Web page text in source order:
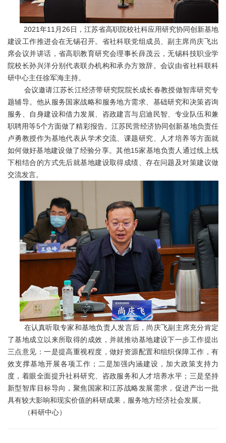
2021年11月26日，江苏省高职院校社科应用研究协同创新基地
建设工作推进会在无锡召开。省社科联党组成员、副主席尚庆飞出
席会议并讲话，省高职教育研究会理事长薛茂云，无锡科技职业学
院校长孙兴洋分别代表联办机构和承办方致辞。会议由省社科联科
研中心主任徐军海主持。
会议邀请江苏长江经济带研究院院长成长春教授做智库研究专
题辅导。他从服务国家战略和服务地方需求、基础研究和决策咨询
服务、自身建设和借力发展、咨政建言与启迪民智、专业队伍和兼
职聘用等5个方面做了精彩报告。江苏民营经济协同创新基地负责任
卢勇教授作为基地代表从学术交流、课题研究、人才培养等方面就
如何做好基地建设做了经验分享。其他15家基地负责人通过线上线
下相结合的方式先后就基地建设取得成绩、存在问题及对策建议做
交流发言。
在认真听取专家和基地负责人发言后，尚庆飞副主席充分肯定
了基地成立以来所取得的成效，并就推动基地建设下一步工作提出
三点意见：一是提高重视程度，做好资源配置和组织保障工作，有
效支撑基地开展各项工作；二是加强内涵建设，加大政策支持力
度，着眼全面提升社科研究、咨政服务和人才培养水平；三是坚持
新型智库目标导向，聚焦国家和江苏战略发展需求，促进产出一批
具有较大影响和现实价值的科研成果，服务地方经济社会发展。
（科研中心）